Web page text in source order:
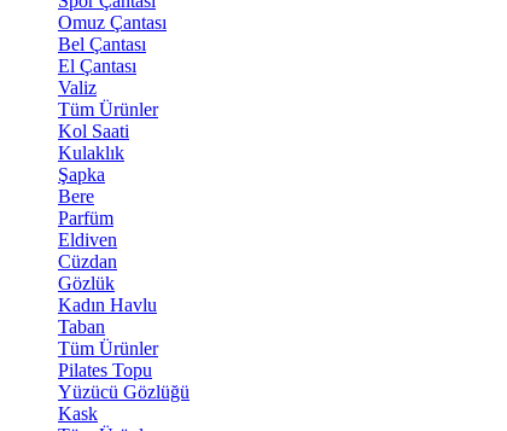
Omuz Çantası
Bel Çantası
El Çantası
Valiz
Tüm Ürünler
Kol Saati
Kulaklık
Şapka
Bere
Parfüm
Eldiven
Cüzdan
Gözlük
Kadın Havlu
Taban
Tüm Ürünler
Pilates Topu
Yüzücü Gözlüğü
Kask